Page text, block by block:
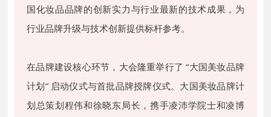
国化妆品品牌的创新实力与行业最新的技术成果，为
行业品牌升级与技术创新提供标杆参考。
在品牌建设核心环节，大会隆重举行了 “大国美妆品牌
计划” 启动仪式与首批品牌授牌仪式。 大国美妆品牌计
划总策划程伟和徐晓东局长，携手凌沛学院士和凌博